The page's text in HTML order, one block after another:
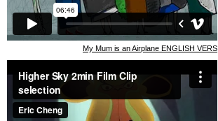
My Mum is an Airplane ENGLISH VERS